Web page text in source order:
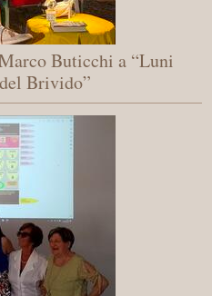
Buticchi a “Luni
Brivido”